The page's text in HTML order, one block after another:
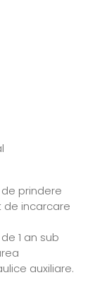
prindere
de incarcare
1 an sub
auxiliare.